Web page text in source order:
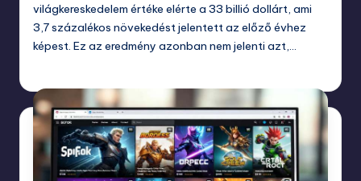
világkereskedelem értéke elérte a 33 billió dollárt, ami
3,7 százalékos növekedést jelentett az előző évhez
képest. Ez az eredmény azonban nem jelenti azt,…